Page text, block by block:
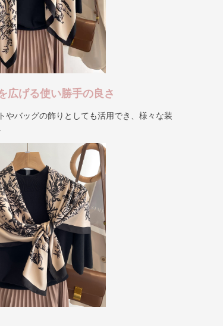
広げる使い勝手の良さ
やバッグの飾りとしても活用でき、様々な装